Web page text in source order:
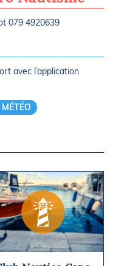
079 4920639
avec l’application